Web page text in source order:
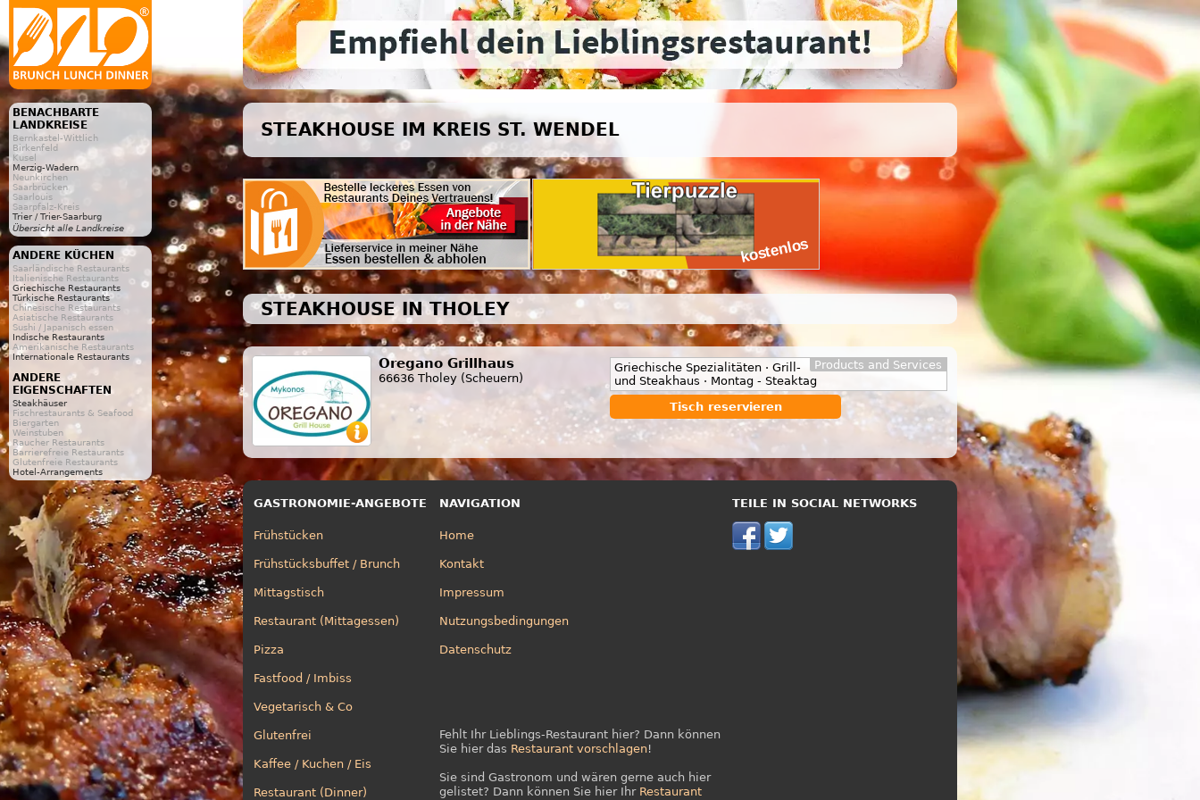
BENACHBARTE
LANDKREISE
Bernkastel-Wittlich
Birkenfeld
Kusel
Merzig-Wadern
Neunkirchen
Saarbrücken
Saarlouis
Saarpfalz-Kreis
Trier / Trier-Saarburg
Übersicht alle Landkreise
ANDERE KÜCHEN
Saarländische Restaurants
Italienische Restaurants
Griechische Restaurants
Türkische Restaurants
Chinesische Restaurants
Asiatische Restaurants
Sushi / Japanisch essen
Indische Restaurants
Amerikanische Restaurants
Internationale Restaurants
ANDERE
EIGENSCHAFTEN
Steakhäuser
Fischrestaurants & Seafood
Biergarten
Weinstuben
Raucher Restaurants
Barrierefreie Restaurants
Glutenfreie Restaurants
Hotel-Arrangements
STEAKHOUSE IM KREIS ST. WENDEL
STEAKHOUSE IN THOLEY
Oregano Grillhaus
66636 Tholey (Scheuern)
Products and Services
Griechische Spezialitäten · Grill-
und Steakhaus · Montag - Steaktag
Tisch reservieren
GASTRONOMIE-ANGEBOTE
Frühstücken
Frühstücksbuffet / Brunch
Mittagstisch
Restaurant (Mittagessen)
Pizza
Fastfood / Imbiss
Vegetarisch & Co
Glutenfrei
Kaffee / Kuchen / Eis
Restaurant (Dinner)
NAVIGATION
Home
Kontakt
Impressum
Nutzungsbedingungen
Datenschutz
Fehlt Ihr Lieblings-Restaurant hier? Dann können
Sie hier das Restaurant vorschlagen!
Sie sind Gastronom und wären gerne auch hier
gelistet? Dann können Sie hier Ihr Restaurant
TEILE IN SOCIAL NETWORKS